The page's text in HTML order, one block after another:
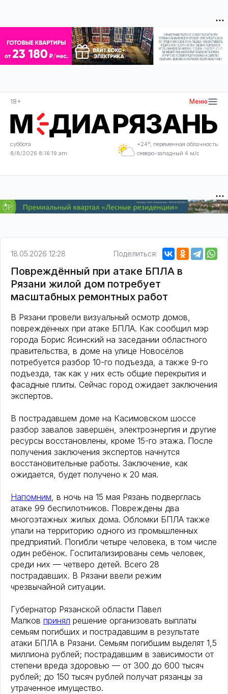
18+ Меню
суббота
8/8/2026 8:16:19 am
+24°, переменная облачность
северо-западный 4 м/с
18.05.2026 12:28 Поделиться:
Повреждённый при атаке БПЛА в
Рязани жилой дом потребует
масштабных ремонтных работ
В Рязани провели визуальный осмотр домов,
повреждённых при атаке БПЛА. Как сообщил мэр
города Борис Ясинский на заседании областного
правительства, в доме на улице Новосёлов
потребуется разбор 10-го подъезда, а также 9-го
подъезда, так как у них есть общие перекрытия и
фасадные плиты. Сейчас город ожидает заключения
экспертов.
В пострадавшем доме на Касимовском шоссе
разбор завалов завершён, электроэнергия и другие
ресурсы восстановлены, кроме 15-го этажа. После
получения заключения экспертов начнутся
восстановительные работы. Заключение, как
ожидается, будет получено к 20 мая.
Напомним, в ночь на 15 мая Рязань подверглась
атаке 99 беспилотников. Повреждены два
многоэтажных жилых дома. Обломки БПЛА также
упали на территорию одного из промышленных
предприятий. Погибли четыре человека, в том числе
один ребёнок. Госпитализированы семь человек,
среди них — четверо детей. Всего 28
пострадавших. В Рязани ввели режим
чрезвычайной ситуации.
Губернатор Рязанской области Павел
Малков принял решение организовать выплаты
семьям погибших и пострадавшим в результате
атаки БПЛА в Рязани. Семьям погибшим выделят 1,5
миллиона рублей; пострадавшим в зависимости от
степени вреда здоровью — от 300 до 600 тысяч
рублей; до 150 тысяч рублей получат рязанцы за
утраченное имущество.